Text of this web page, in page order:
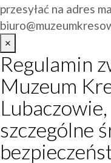
×
Regulamin
Muzeum
szczególne